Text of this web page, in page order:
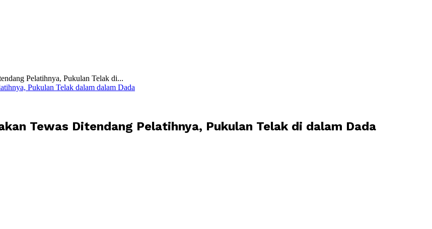
Pelatihnya, Pukulan Telak di...
Tewas Ditendang Pelatihnya, Pukulan Telak di dalam Dada